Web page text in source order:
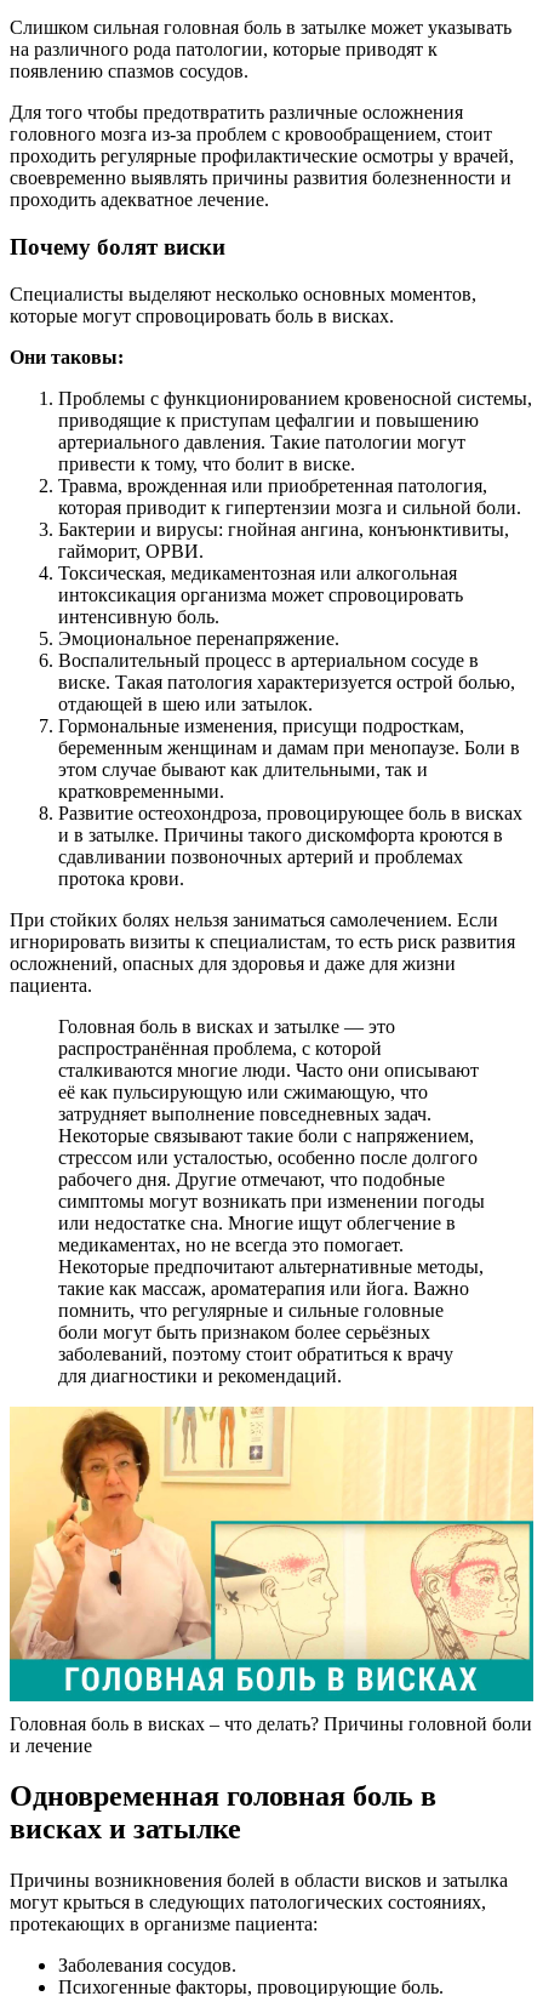
Слишком сильная головная боль в затылке может указывать
на различного рода патологии, которые приводят к
появлению спазмов сосудов.
Для того чтобы предотвратить различные осложнения
головного мозга из-за проблем с кровообращением, стоит
проходить регулярные профилактические осмотры у врачей,
своевременно выявлять причины развития болезненности и
проходить адекватное лечение.
Почему болят виски
Специалисты выделяют несколько основных моментов,
которые могут спровоцировать боль в висках.
Они таковы:
Проблемы с функционированием кровеносной системы,
приводящие к приступам цефалгии и повышению
артериального давления. Такие патологии могут
привести к тому, что болит в виске.
Травма, врожденная или приобретенная патология,
которая приводит к гипертензии мозга и сильной боли.
Бактерии и вирусы: гнойная ангина, конъюнктивиты,
гайморит, ОРВИ.
Токсическая, медикаментозная или алкогольная
интоксикация организма может спровоцировать
интенсивную боль.
Эмоциональное перенапряжение.
Воспалительный процесс в артериальном сосуде в
виске. Такая патология характеризуется острой болью,
отдающей в шею или затылок.
Гормональные изменения, присущи подросткам,
беременным женщинам и дамам при менопаузе. Боли в
этом случае бывают как длительными, так и
кратковременными.
Развитие остеохондроза, провоцирующее боль в висках
и в затылке. Причины такого дискомфорта кроются в
сдавливании позвоночных артерий и проблемах
протока крови.
При стойких болях нельзя заниматься самолечением. Если
игнорировать визиты к специалистам, то есть риск развития
осложнений, опасных для здоровья и даже для жизни
пациента.
Головная боль в висках и затылке — это
распространённая проблема, с которой
сталкиваются многие люди. Часто они описывают
её как пульсирующую или сжимающую, что
затрудняет выполнение повседневных задач.
Некоторые связывают такие боли с напряжением,
стрессом или усталостью, особенно после долгого
рабочего дня. Другие отмечают, что подобные
симптомы могут возникать при изменении погоды
или недостатке сна. Многие ищут облегчение в
медикаментах, но не всегда это помогает.
Некоторые предпочитают альтернативные методы,
такие как массаж, ароматерапия или йога. Важно
помнить, что регулярные и сильные головные
боли могут быть признаком более серьёзных
заболеваний, поэтому стоит обратиться к врачу
для диагностики и рекомендаций.
Головная боль в висках – что делать? Причины головной боли
и лечение
Одновременная головная боль в
висках и затылке
Причины возникновения болей в области висков и затылка
могут крыться в следующих патологических состояниях,
протекающих в организме пациента:
Заболевания сосудов.
Психогенные факторы, провоцирующие боль.